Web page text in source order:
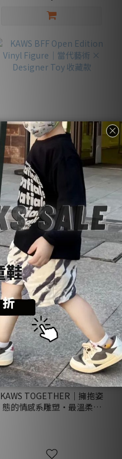
售完
KAWS BFF Open Edition
Vinyl Figure｜當代藝術 ×
Designer Toy 收藏款
NT$60,000
KAWS TOGETHER｜擁抱姿
態的情感系雕塑・最溫柔的